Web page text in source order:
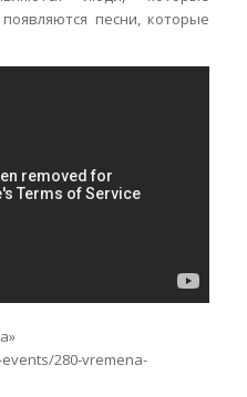
песни, которые
280-vremena-